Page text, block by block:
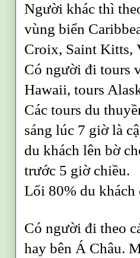
Người khác thì
vùng biển
Croix, Saint Kitts,
Có người đi tours
Hawaii, tours
Các tours du
sáng lúc 7 giờ là
du khách lên bờ
trước 5 giờ chiều.
Lối 80% du khách
Có người đi theo
hay bên Á Châu.